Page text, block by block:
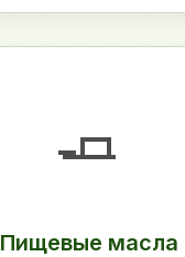
🧈
Пищевые масла